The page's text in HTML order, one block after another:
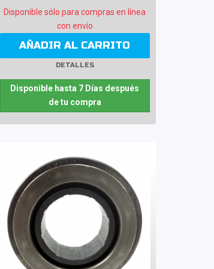
Disponible sólo para compras en línea
con envío
AÑADIR AL CARRITO
DETALLES
Disponible hasta 7 Días después
de tu compra